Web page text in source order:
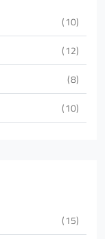
10
12
8
10
15